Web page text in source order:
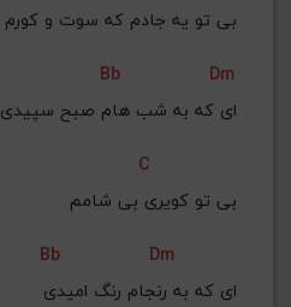
بی تو یه جادم که سوت و کورم
Bb
Dm
ای که به شب هام صبح سپیدی
C
بی تو کویری بی شامم
Bb
Dm
ای که به رنجام رنگ امیدی